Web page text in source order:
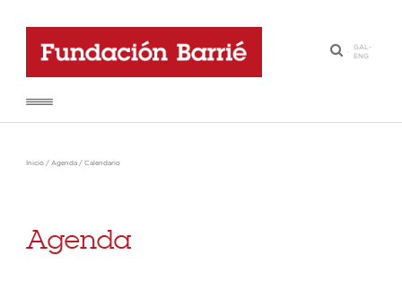
·
GAL-
ENG
Inicio / Agenda / Calendario
Agenda